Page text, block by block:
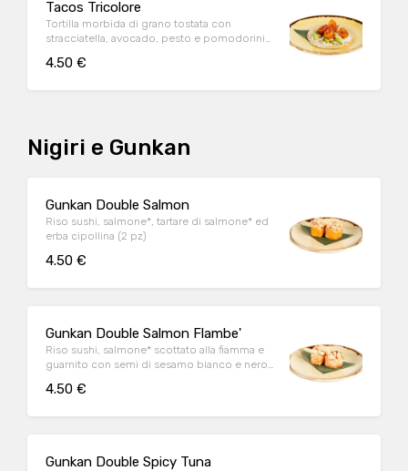
Tacos Tricolore
Tortilla morbida di grano tostata con
stracciatella, avocado, pesto e pomodorini
4.50 €
Nigiri e Gunkan
Gunkan Double Salmon
Riso sushi, salmone*, tartare di salmone* ed
erba cipollina (2 pz)
4.50 €
Gunkan Double Salmon Flambe'
Riso sushi, salmone* scottato alla fiamma e
guarnito con semi di sesamo bianco e nero
4.50 €
Gunkan Double Spicy Tuna